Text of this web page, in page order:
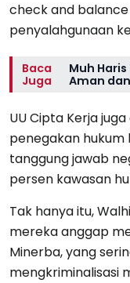
check and
penyalahgunaan
Baca
Juga
Muh
Aman
UU Cipta Kerja
penegakan hukum
tanggung jawab
persen kawasan
Tak hanya itu,
mereka anggap
Minerba, yang
mengkriminalisasi